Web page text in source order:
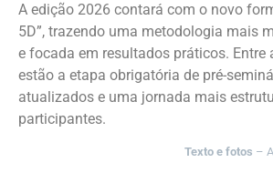
A edição 2026 contará com o novo
5D”, trazendo uma metodologia mais
e focada em resultados práticos. Entre
estão a etapa obrigatória de pré-
atualizados e uma jornada mais
participantes.
Texto e fotos –